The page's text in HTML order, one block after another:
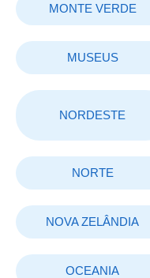
MONTE VERDE
MUSEUS
NORDESTE
NORTE
NOVA ZELÂNDIA
OCEANIA